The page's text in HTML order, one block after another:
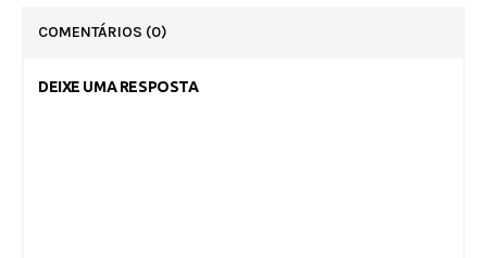
COMENTÁRIOS (0)
DEIXE UMA RESPOSTA